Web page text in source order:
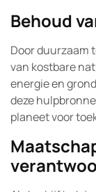
Behoud
Door duurzaam
van kostbare
energie en
deze
planeet voor